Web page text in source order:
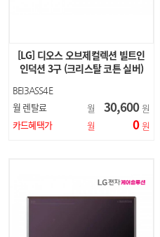
[LG] 디오스 오브제컬렉션 빌트인
인덕션 3구 (크리스탈 코튼 실버)
BEI3ASS4E
월 렌탈료 월 30,600 원
카드혜택가
월 0 원